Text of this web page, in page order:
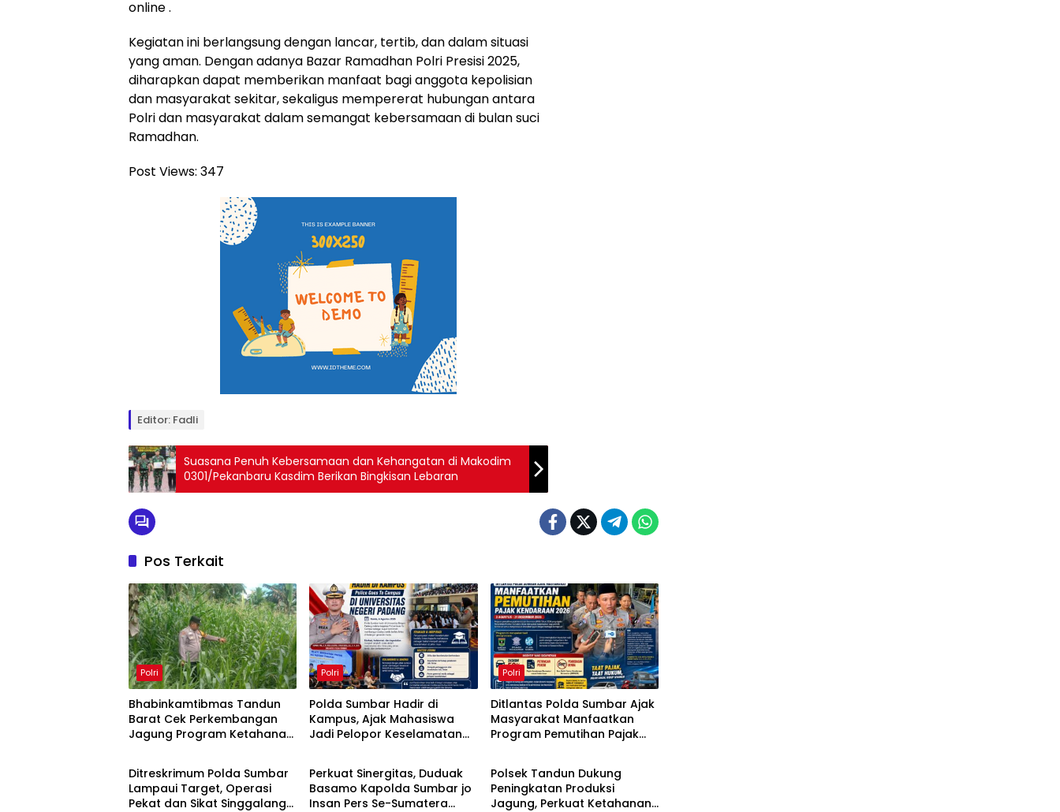
online .
Kegiatan ini berlangsung dengan lancar, tertib, dan dalam situasi
yang aman. Dengan adanya Bazar Ramadhan Polri Presisi 2025,
diharapkan dapat memberikan manfaat bagi anggota kepolisian
dan masyarakat sekitar, sekaligus mempererat hubungan antara
Polri dan masyarakat dalam semangat kebersamaan di bulan suci
Ramadhan.
Post Views: 347
Editor: Fadli
Suasana Penuh Kebersamaan dan Kehangatan di Makodim
0301/Pekanbaru Kasdim Berikan Bingkisan Lebaran
Pos Terkait
Polri
Bhabinkamtibmas Tandun
Barat Cek Perkembangan
Jagung Program Ketahanan
Polri
Polda Sumbar Hadir di
Kampus, Ajak Mahasiswa
Jadi Pelopor Keselamatan
Polri
Ditlantas Polda Sumbar Ajak
Masyarakat Manfaatkan
Program Pemutihan Pajak
Polri
Ditreskrimum Polda Sumbar
Lampaui Target, Operasi
Pekat dan Sikat Singgalang
Polri
Perkuat Sinergitas, Duduak
Basamo Kapolda Sumbar jo
Insan Pers Se-Sumatera
Polri
Polsek Tandun Dukung
Peningkatan Produksi
Jagung, Perkuat Ketahanan